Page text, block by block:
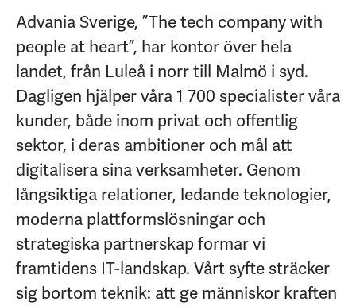
Advania Sverige, ”The tech company with
people at heart”, har kontor över hela
landet, från Luleå i norr till Malmö i syd.
Dagligen hjälper våra 1 700 specialister våra
kunder, både inom privat och offentlig
sektor, i deras ambitioner och mål att
digitalisera sina verksamheter. Genom
långsiktiga relationer, ledande teknologier,
moderna plattformslösningar och
strategiska partnerskap formar vi
framtidens IT-landskap. Vårt syfte sträcker
sig bortom teknik: att ge människor kraften